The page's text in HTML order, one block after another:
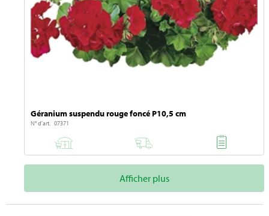
Géranium suspendu rouge foncé P10,5 cm
N° d'art. 07371
Afficher plus